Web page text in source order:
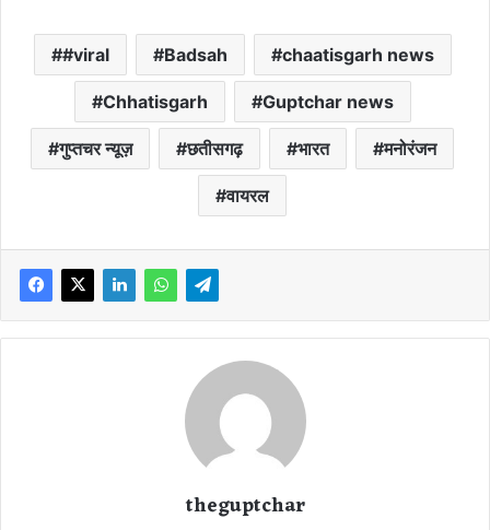
#viral Badsah chaatisgarh news
Chhatisgarh Guptchar news
गुप्तचर न्यूज़ छतीसगढ़ भारत मनोरंजन
वायरल
theguptchar